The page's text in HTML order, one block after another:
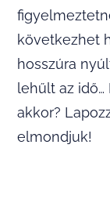
következhet
hosszúra
lehűlt az
akkor?
elmondjuk!